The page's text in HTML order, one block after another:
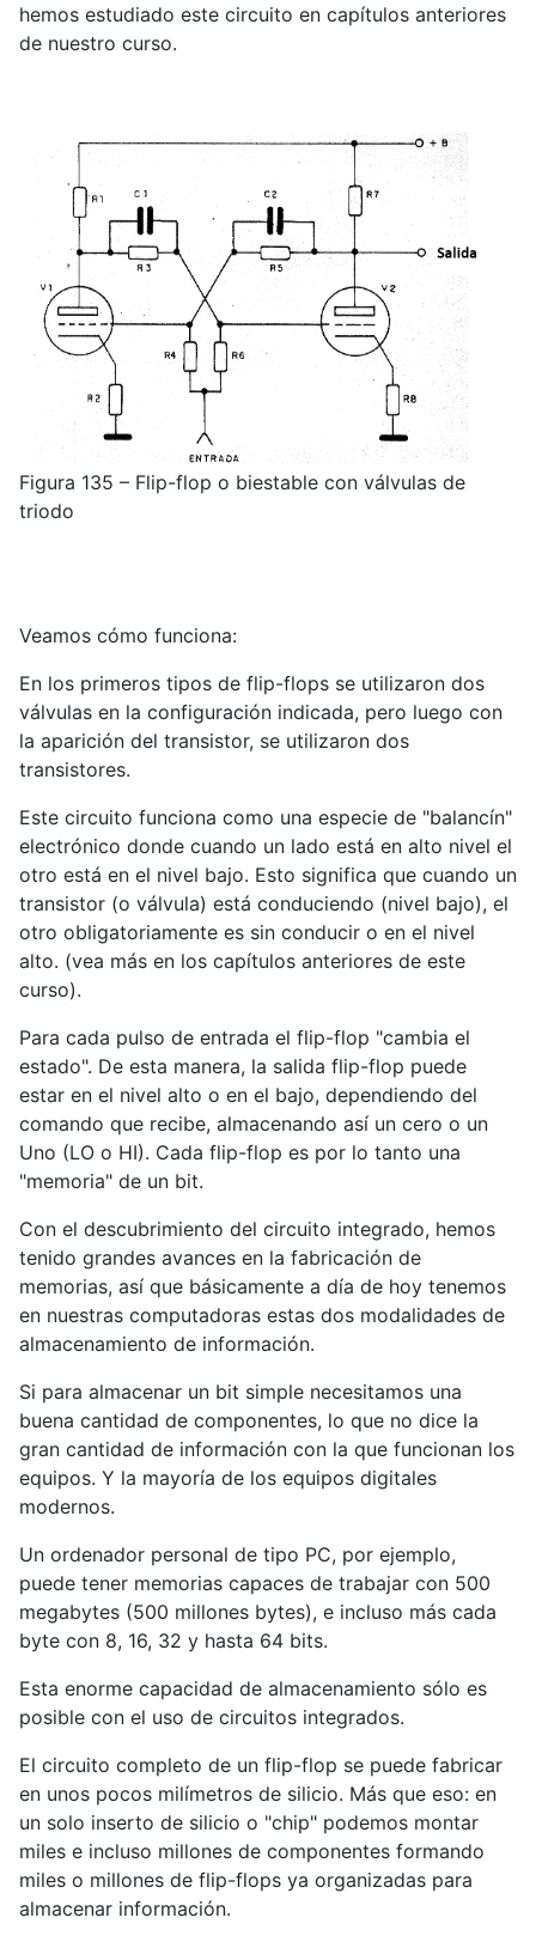
hemos estudiado este circuito en capítulos anteriores
de nuestro curso.
Figura 135 – Flip-flop o biestable con válvulas de
triodo
Veamos cómo funciona:
En los primeros tipos de flip-flops se utilizaron dos
válvulas en la configuración indicada, pero luego con
la aparición del transistor, se utilizaron dos
transistores.
Este circuito funciona como una especie de "balancín"
electrónico donde cuando un lado está en alto nivel el
otro está en el nivel bajo. Esto significa que cuando un
transistor (o válvula) está conduciendo (nivel bajo), el
otro obligatoriamente es sin conducir o en el nivel
alto. (vea más en los capítulos anteriores de este
curso).
Para cada pulso de entrada el flip-flop "cambia el
estado". De esta manera, la salida flip-flop puede
estar en el nivel alto o en el bajo, dependiendo del
comando que recibe, almacenando así un cero o un
Uno (LO o HI). Cada flip-flop es por lo tanto una
"memoria" de un bit.
Con el descubrimiento del circuito integrado, hemos
tenido grandes avances en la fabricación de
memorias, así que básicamente a día de hoy tenemos
en nuestras computadoras estas dos modalidades de
almacenamiento de información.
Si para almacenar un bit simple necesitamos una
buena cantidad de componentes, lo que no dice la
gran cantidad de información con la que funcionan los
equipos. Y la mayoría de los equipos digitales
modernos.
Un ordenador personal de tipo PC, por ejemplo,
puede tener memorias capaces de trabajar con 500
megabytes (500 millones bytes), e incluso más cada
byte con 8, 16, 32 y hasta 64 bits.
Esta enorme capacidad de almacenamiento sólo es
posible con el uso de circuitos integrados.
El circuito completo de un flip-flop se puede fabricar
en unos pocos milímetros de silicio. Más que eso: en
un solo inserto de silicio o "chip" podemos montar
miles e incluso millones de componentes formando
miles o millones de flip-flops ya organizadas para
almacenar información.